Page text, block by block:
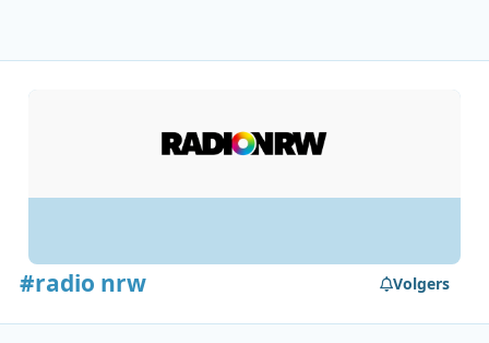
#radio nrw Volgers